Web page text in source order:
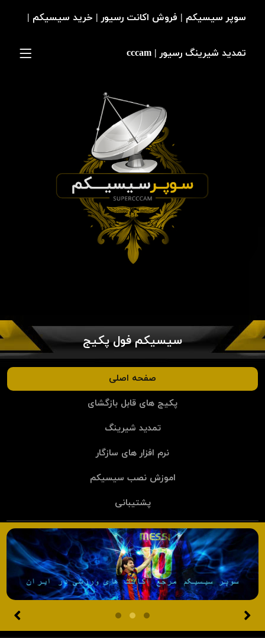
سیسیکم فول پکیج
صفحه اصلی
پکیج های قابل بازگشای
تمدید شیرینگ
نرم افزار های سازگار
اموزش نصب سیسیکم
پشتیبانی
سوپر سیسیکم | فروش اکانت رسیور | خرید سیسیکم |
تمدید شیرینگ رسیور | cccam